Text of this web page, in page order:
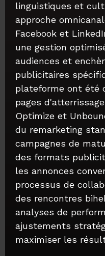
linguistiques et
approche
Facebook et
une gestion
audiences et
publicitaires
plateforme ont été
pages
Optimize et
du remarketing
campagnes de
des formats
les annonces
processus de
des rencontres
analyses de
ajustements
maximiser les